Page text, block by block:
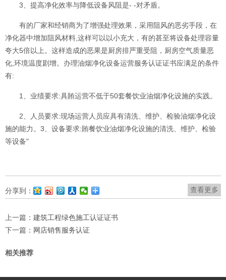
3、提高净化效率与降低设备风阻是- -对矛盾。
有的厂家和经销商为了增强处理效果，采用阻风的恶劣手段，在
净化器中增加阻风材料,这样可以以小充大，有的甚至将设备处理容量
夸大5倍以上。这样造成的恶果是厨房排严重受阻，厨房空气质量恶
化,环境温度剧增。办理油烟净化设备运营服务认证证书应满足的条件
有:
1、业绩要求:具賄运营不低于50套餐饮业油烟净化设施的实践。
2、人员要求:现场运营人员应具有清洗、维护、检验油烟净化设
施的能力。3、设备要求:賄餐饮业油烟净化设施的清洗、维护、检验
等设备"
查看更多
分享到：
上一篇： 建筑工程绿色施工认证证书
下一篇： 网店销售服务认证
相关推荐